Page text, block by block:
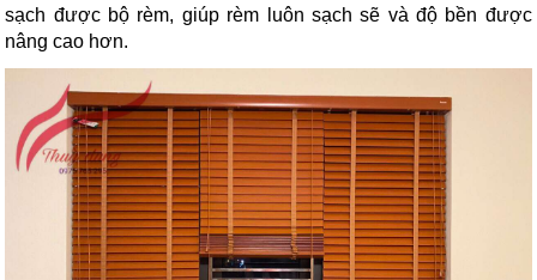
sạch được bộ rèm, giúp rèm luôn sạch sẽ và độ bền được
nâng cao hơn.